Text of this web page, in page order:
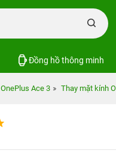
Đồng hồ thông minh
OnePlus Ace 3 Thay mặt kính